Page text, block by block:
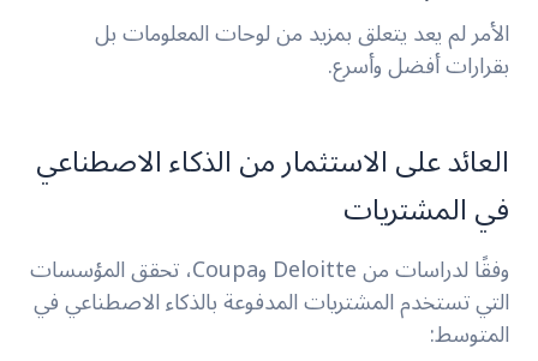
الأمر لم يعد يتعلق بمزيد من لوحات المعلومات بل
بقرارات أفضل وأسرع.
العائد على الاستثمار من الذكاء الاصطناعي
في المشتريات
وفقًا لدراسات من Deloitte وCoupa، تحقق المؤسسات
التي تستخدم المشتريات المدفوعة بالذكاء الاصطناعي في
المتوسط: